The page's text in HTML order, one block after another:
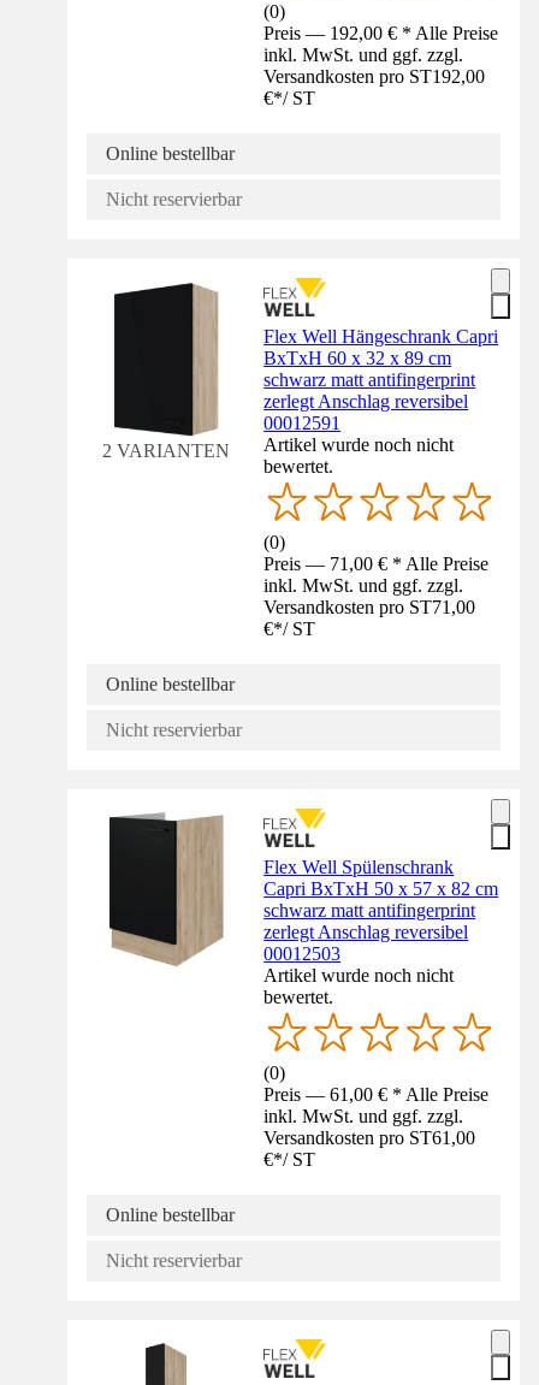
(0)
Preis — 192,00 € * Alle Preise
inkl. MwSt. und ggf. zzgl.
Versandkosten pro ST192,00
€*/ ST
Online bestellbar
Nicht reservierbar
2 VARIANTEN
Flex Well Hängeschrank Capri
BxTxH 60 x 32 x 89 cm
schwarz matt antifingerprint
zerlegt Anschlag reversibel
00012591
Artikel wurde noch nicht
bewertet.
(0)
Preis — 71,00 € * Alle Preise
inkl. MwSt. und ggf. zzgl.
Versandkosten pro ST71,00
€*/ ST
Online bestellbar
Nicht reservierbar
Flex Well Spülenschrank
Capri BxTxH 50 x 57 x 82 cm
schwarz matt antifingerprint
zerlegt Anschlag reversibel
00012503
Artikel wurde noch nicht
bewertet.
(0)
Preis — 61,00 € * Alle Preise
inkl. MwSt. und ggf. zzgl.
Versandkosten pro ST61,00
€*/ ST
Online bestellbar
Nicht reservierbar